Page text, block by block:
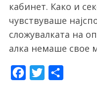
кабинет. Како и
чувствуваше
сложувалката на
алка немаше свое